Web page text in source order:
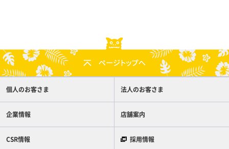
個人のお客さま 法人のお客さま
企業情報 店舗案内
CSR情報 採用情報